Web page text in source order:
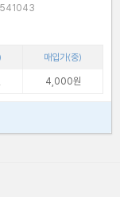
/ 1172541043
매입가(중)
4,000원